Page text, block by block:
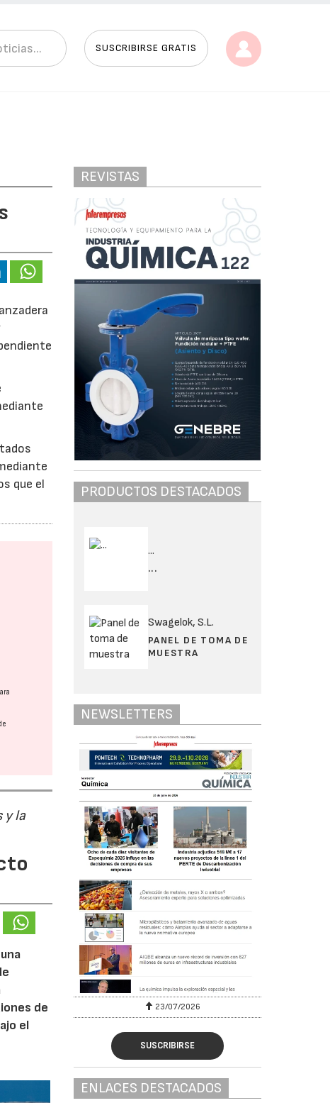
SUSCRIBIRSE GRATIS
que el
y la
de
el
REVISTAS
PRODUCTOS DESTACADOS
...
...
Swagelok, S.L.
PANEL DE TOMA DE
MUESTRA
NEWSLETTERS
23/07/2026
SUSCRIBIRSE
ENLACES DESTACADOS